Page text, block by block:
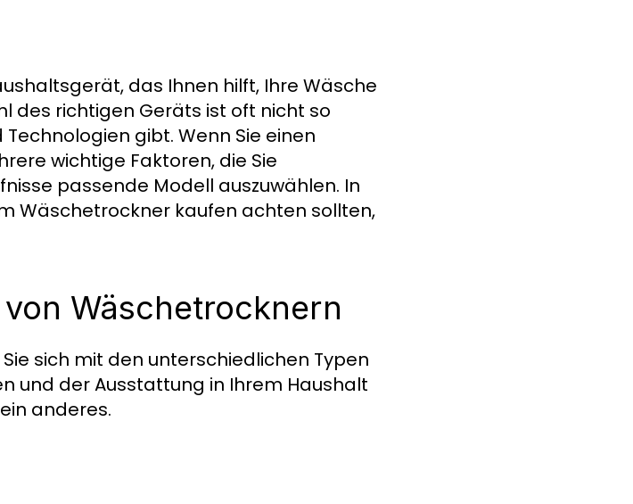
das Ihnen hilft, Ihre Wäsche
des richtigen Geräts ist oft nicht so
gibt. Wenn Sie einen
wichtige Faktoren, die Sie
passende Modell auszuwählen. In
Wäschetrockner kaufen achten sollten,
Wäschetrocknern
sich mit den unterschiedlichen Typen
und der Ausstattung in Ihrem Haushalt
anderes.